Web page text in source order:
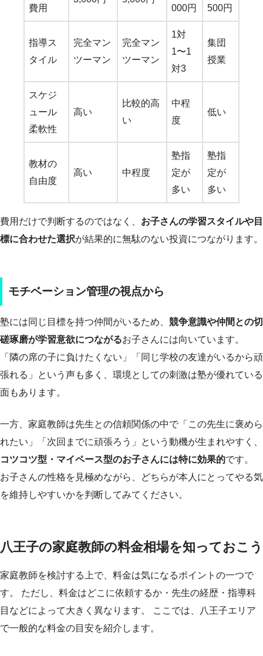
費用
000円
500円
指導ス
タイル
完全マン
ツーマン
完全マン
ツーマン
1対
1〜1
対3
集団
授業
スケジ
ュール
柔軟性
高い
比較的高
い
中程
度
低い
教材の
自由度
高い 中程度
塾指
定が
多い
塾指
定が
多い
費用だけで判断するのではなく、 お子さんの学習スタイルや目
標に合わせた選択が結果的に無駄のない投資につながります。
モチベーション管理の視点から
塾には同じ目標を持つ仲間がいるため、 競争意識や仲間との切
磋琢磨が学習意欲につながるお子さんには向いています。
「隣の席の子に負けたくない」「同じ学校の友達がいるから頑
張れる」という声も多く、環境としての刺激は塾が優れている
面もあります。
一方、家庭教師は先生との信頼関係の中で「この先生に褒めら
れたい」「次回までに頑張ろう」という動機が生まれやすく、
コツコツ型・マイペース型のお子さんには特に効果的です。
お子さんの性格を見極めながら、どちらが本人にとってやる気
を維持しやすいかを判断してみてください。
八王子の家庭教師の料金相場を知っておこう
家庭教師を検討する上で、料金は気になるポイントの一つで
す。 ただし、料金はどこに依頼するか・先生の経歴・指導科
目などによって大きく異なります。 ここでは、八王子エリア
で一般的な料金の目安を紹介します。